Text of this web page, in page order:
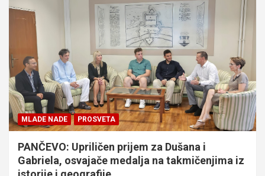
MLADE NADE PROSVETA
PANČEVO: Upriličen prijem za Dušana i
Gabriela, osvajače medalja na takmičenjima iz